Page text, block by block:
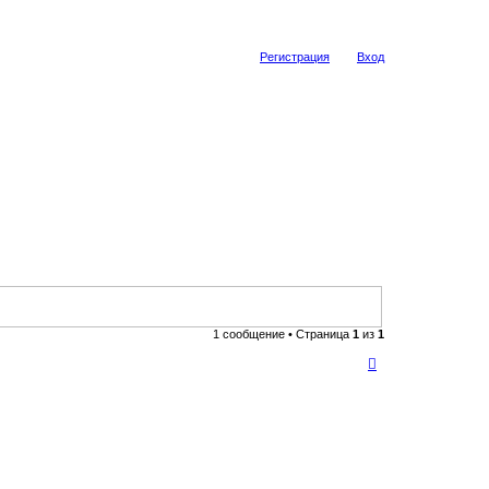
Вход
Регистрация
1 сообщение • Страница 1 из 1